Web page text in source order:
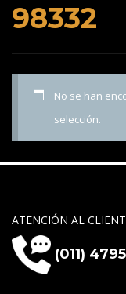
98332
No se han
selección.
ATENCIÓN AL
(011)